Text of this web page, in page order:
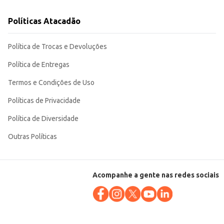
Políticas Atacadão
Política de Trocas e Devoluções
Política de Entregas
Termos e Condições de Uso
Políticas de Privacidade
Política de Diversidade
Outras Políticas
Acompanhe a gente nas redes sociais